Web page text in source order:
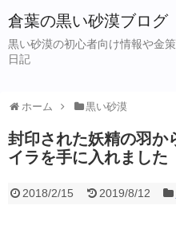
倉葉の黒い砂漠ブログ
黒い砂漠の初心者向け情報や金
日記
ホーム 黒い砂漠
封印された妖精の羽か
イラを手に入れました
2018/2/15 2019/8/12